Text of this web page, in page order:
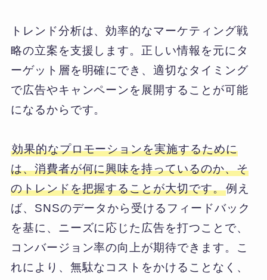
トレンド分析は、効率的なマーケティング戦
略の立案を支援します。正しい情報を元にタ
ーゲット層を明確にでき、適切なタイミング
で広告やキャンペーンを展開することが可能
になるからです。
効果的なプロモーションを実施するために
は、消費者が何に興味を持っているのか、そ
のトレンドを把握することが大切です。例え
ば、SNSのデータから受けるフィードバック
を基に、ニーズに応じた広告を打つことで、
コンバージョン率の向上が期待できます。こ
れにより、無駄なコストをかけることなく、